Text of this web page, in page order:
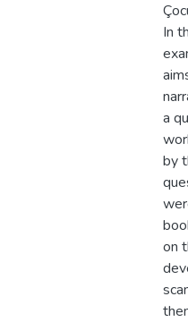
In
a
by
on